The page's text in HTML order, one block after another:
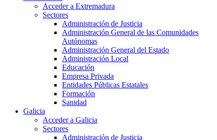
Acceder a Extremadura
Sectores
Administración de Justicia
Administración General de las Comunidades
Autónomas
Administración General del Estado
Administración Local
Educación
Empresa Privada
Entidades Públicas Estatales
Formación
Sanidad
Galicia
Acceder a Galicia
Sectores
Administración de Justicia